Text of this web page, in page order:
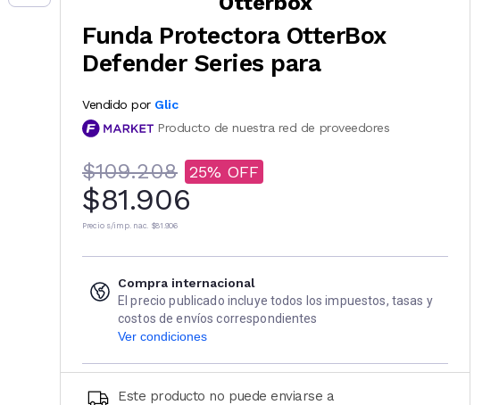
Funda Protectora OtterBox
Defender Series para
Vendido por Glic
Producto de nuestra red de proveedores
$109.208 25
$81.906
Precio s/imp. nac. $81.906
Compra internacional
El precio publicado incluye todos los impuestos, tasas y
costos de envíos correspondientes
Ver condiciones
Este producto no puede enviarse a